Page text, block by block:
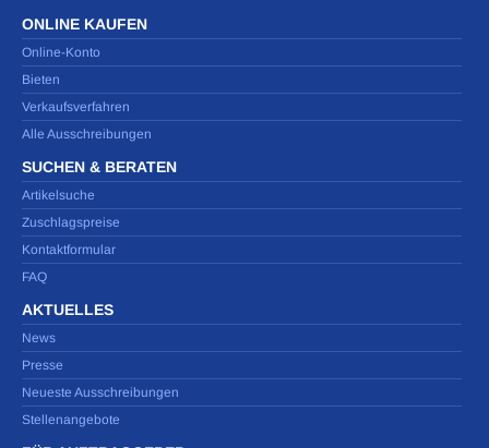
ONLINE KAUFEN
Online-Konto
Bieten
Verkaufsverfahren
Alle Ausschreibungen
SUCHEN & BERATEN
Artikelsuche
Zuschlagspreise
Kontaktformular
FAQ
AKTUELLES
News
Presse
Neueste Ausschreibungen
Stellenangebote